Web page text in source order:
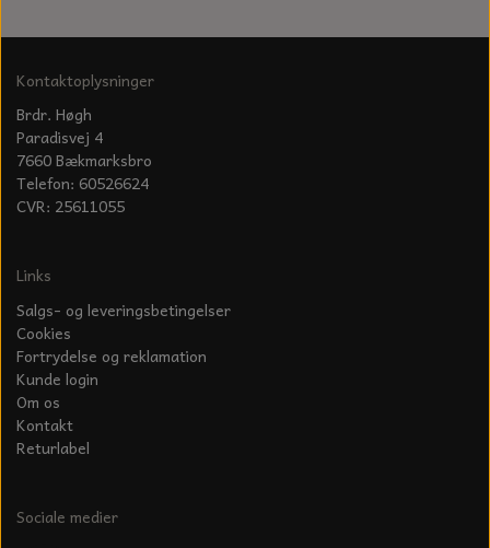
Kontaktoplysninger
Brdr. Høgh
Paradisvej 4
7660 Bækmarksbro
Telefon: 60526624
CVR: 25611055
Links
Salgs- og leveringsbetingelser
Cookies
Fortrydelse og reklamation
Kunde login
Om os
Kontakt
Returlabel
Sociale medier